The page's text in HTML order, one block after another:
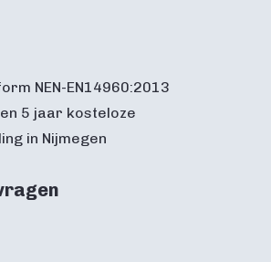
NEN-EN14960:2013
5 jaar kosteloze
in Nijmegen